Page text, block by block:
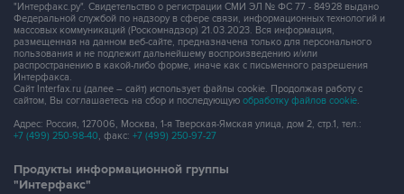
"Интерфакс.ру". Свидетельство о регистрации СМИ ЭЛ № ФС 77 - 84928 выдано
Федеральной службой по надзору в сфере связи, информационных технологий и
массовых коммуникаций (Роскомнадзор) 21.03.2023. Вся информация,
размещенная на данном веб-сайте, предназначена только для персонального
пользования и не подлежит дальнейшему воспроизведению и/или
распространению в какой-либо форме, иначе как с письменного разрешения
Интерфакса.
Сайт Interfax.ru (далее – сайт) использует файлы cookie. Продолжая работу с
сайтом, Вы соглашаетесь на сбор и последующую обработку файлов cookie.
Адрес: Россия, 127006, Москва, 1-я Тверская-Ямская улица, дом 2, стр.1, тел.:
+7 (499) 250-98-40, факс: +7 (499) 250-97-27
Продукты информационной группы
"Интерфакс"